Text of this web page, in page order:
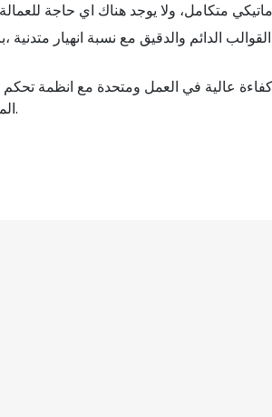
الدائم والدقيق مع نسبة انهيار
عالية في العمل ومتحدة مع انظمة
الماكينة بشكل اوتوماتيكي مع نظام انذار وذلك لتجنب اتلاف الموادة ولحماية الماكينة.